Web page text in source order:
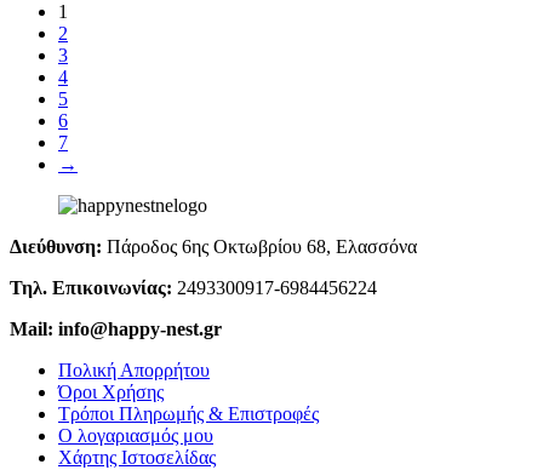
1
2
3
4
5
6
7
→
Διεύθυνση: Πάροδος 6ης Οκτωβρίου 68, Ελασσόνα
Τηλ. Επικοινωνίας: 2493300917-6984456224
Mail: info@happy-nest.gr
Πολική Απορρήτου
Όροι Χρήσης
Τρόποι Πληρωμής & Επιστροφές
Ο λογαριασμός μου
Χάρτης Ιστοσελίδας